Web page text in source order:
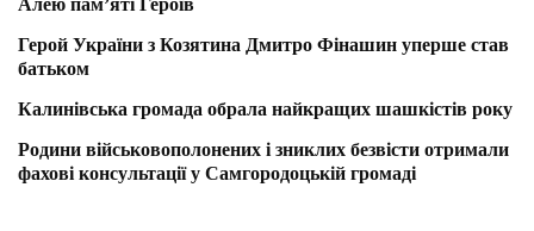
Алею пам’яті Героїв
Герой України з Козятина Дмитро Фінашин уперше став
батьком
Калинівська громада обрала найкращих шашкістів року
Родини військовополонених і зниклих безвісти отримали
фахові консультації у Самгородоцькій громаді